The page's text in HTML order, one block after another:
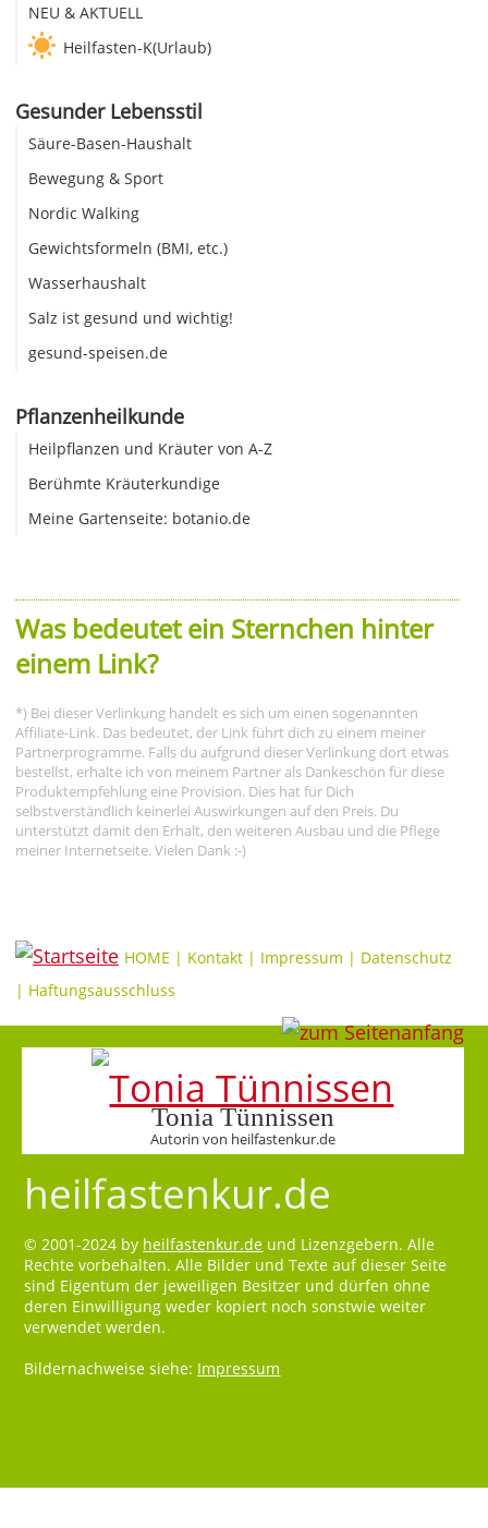
NEU & AKTUELL
Heilfasten-K(Urlaub)
Gesunder Lebensstil
Säure-Basen-Haushalt
Bewegung & Sport
Nordic Walking
Gewichtsformeln (BMI, etc.)
Wasserhaushalt
Salz ist gesund und wichtig!
gesund-speisen.de
Pflanzenheilkunde
Heilpflanzen und Kräuter von A-Z
Berühmte Kräuterkundige
Meine Gartenseite: botanio.de
Was bedeutet ein Sternchen hinter
einem Link?
*) Bei dieser Verlinkung handelt es sich um einen sogenannten
Affiliate-Link. Das bedeutet, der Link führt dich zu einem meiner
Partnerprogramme. Falls du aufgrund dieser Verlinkung dort etwas
bestellst, erhalte ich von meinem Partner als Dankeschön für diese
Produktempfehlung eine Provision. Dies hat für Dich
selbstverständlich keinerlei Auswirkungen auf den Preis. Du
unterstützt damit den Erhalt, den weiteren Ausbau und die Pflege
meiner Internetseite. Vielen Dank :-)
HOME | Kontakt | Impressum | Datenschutz
| Haftungsausschluss
Tonia Tünnissen
Autorin von heilfastenkur.de
heilfastenkur.de
© 2001-2024 by heilfastenkur.de und Lizenzgebern. Alle
Rechte vorbehalten. Alle Bilder und Texte auf dieser Seite
sind Eigentum der jeweiligen Besitzer und dürfen ohne
deren Einwilligung weder kopiert noch sonstwie weiter
verwendet werden.
Bildernachweise siehe: Impressum